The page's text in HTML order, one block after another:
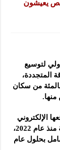
من 666 مليون شخص يعيشون
لتوسيع
المتجددة،
بالرغم من وصول الكهرباء إلى نحو 92 بالمئة من سكان
الإلكتروني
أنه بينما ارتفع معدل الوصول الأساسي إلى الطاقة منذ عام 2022،
بحلول عام